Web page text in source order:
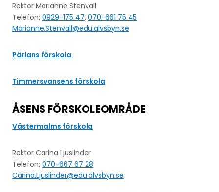
Rektor Marianne Stenvall
Telefon: 0929-175 47, 070-661 75 45
Marianne.Stenvall@edu.alvsbyn.se
Pärlans förskola
Timmersvansens förskola
ÅSENS FÖRSKOLEOMRÅDE
Västermalms förskola
Rektor Carina Ljuslinder
Telefon: 070-667 67 28
Carina.Ljuslinder@edu.alvsbyn.se